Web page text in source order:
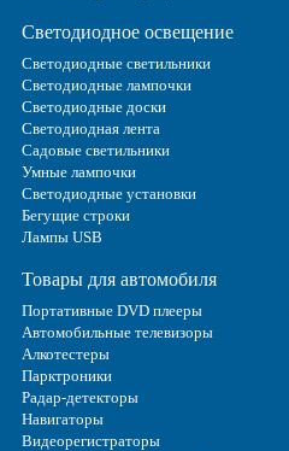
Светодиодное освещение
Светодиодные светильники
Светодиодные лампочки
Светодиодные доски
Светодиодная лента
Садовые светильники
Умные лампочки
Светодиодные установки
Бегущие строки
Лампы USB
Товары для автомобиля
Портативные DVD плееры
Автомобильные телевизоры
Алкотестеры
Парктроники
Радар-детекторы
Навигаторы
Видеорегистраторы